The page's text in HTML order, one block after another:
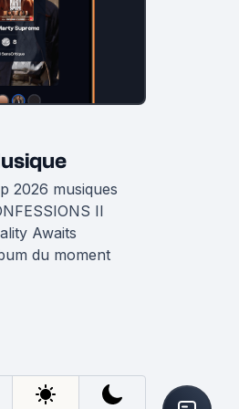
2026 musiques
II
Awaits
du moment